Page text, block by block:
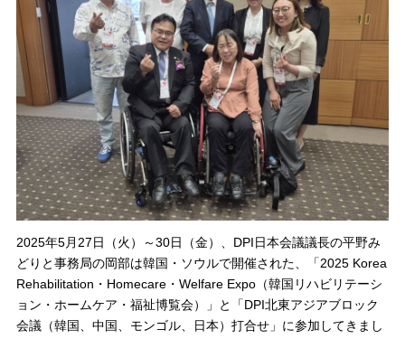
2025年5月27日（火）～30日（金）、DPI日本会議議長の平野み
どりと事務局の岡部は韓国・ソウルで開催された、「2025 Korea
Rehabilitation・Homecare・Welfare Expo（韓国リハビリテーシ
ョン・ホームケア・福祉博覧会）」と「DPI北東アジアブロック
会議（韓国、中国、モンゴル、日本）打合せ」に参加してきまし